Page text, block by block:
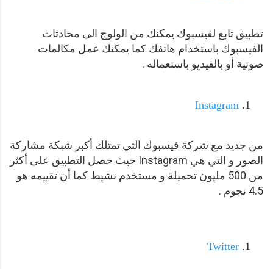
تطبيق تابع لفيسبوك يمكنك من الولوج الى محادثات
الفيسبوك باستخدام هاتفك كما يمكنك عمل مكالمات
صوتية أو بالفيديو باستعماله .
Instagram
من جديد مع شركة فيسبوك التي تمتلك أكبر شبكة مشاركة
الصور و التي هي Instagram حيث حصل التطبيق على أكثر
من 500 مليون تحميلة و مستخدم نشيط كما أن تقييمه هو
4.5 نجوم .
Twitter